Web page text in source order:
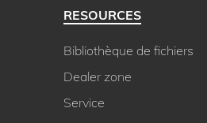
RESOURCES
Bibliothèque de fichiers
Dealer zone
Service